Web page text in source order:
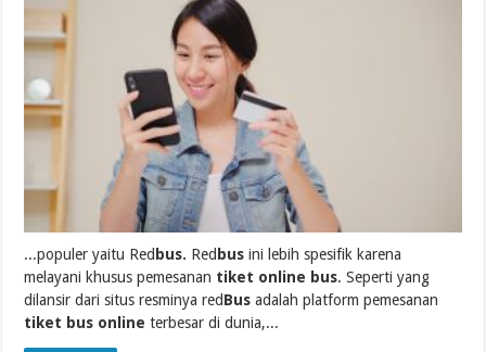
...populer yaitu Redbus. Redbus ini lebih spesifik karena
melayani khusus pemesanan tiket online bus. Seperti yang
dilansir dari situs resminya redBus adalah platform pemesanan
tiket bus online terbesar di dunia,...